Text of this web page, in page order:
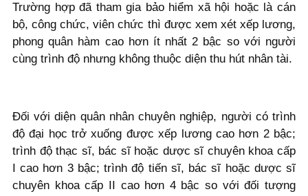
Trường hợp đã tham gia bảo hiểm xã hội hoặc là cán
bộ, công chức, viên chức thì được xem xét xếp lương,
phong quân hàm cao hơn ít nhất 2 bậc so với người
cùng trình độ nhưng không thuộc diện thu hút nhân tài.
Đối với diện quân nhân chuyên nghiệp, người có trình
độ đại học trở xuống được xếp lương cao hơn 2 bậc;
trình độ thạc sĩ, bác sĩ hoặc dược sĩ chuyên khoa cấp
I cao hơn 3 bậc; trình độ tiến sĩ, bác sĩ hoặc dược sĩ
chuyên khoa cấp II cao hơn 4 bậc so với đối tượng